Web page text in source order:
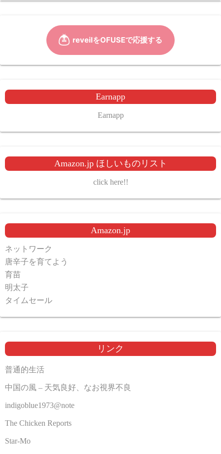
Earnapp
Earnapp
Amazon.jp ほしいものリスト
click here!!
Amazon.jp
ネットワーク
唐辛子を育てよう
育苗
明太子
タイムセール
リンク
普通的生活
中国の風 – 天気良好、なお視界不良
indigoblue1973@note
The Chicken Reports
Star-Mo